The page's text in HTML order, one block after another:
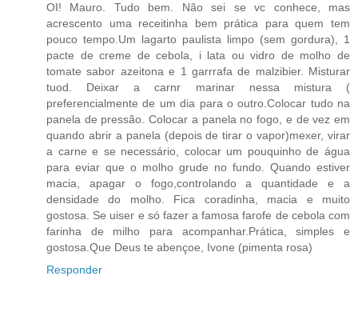
OI! Mauro. Tudo bem. Não sei se vc conhece, mas
acrescento uma receitinha bem prática para quem tem
pouco tempo.Um lagarto paulista limpo (sem gordura), 1
pacte de creme de cebola, i lata ou vidro de molho de
tomate sabor azeitona e 1 garrrafa de malzibier. Misturar
tuod. Deixar a carnr marinar nessa mistura (
preferencialmente de um dia para o outro.Colocar tudo na
panela de pressão. Colocar a panela no fogo, e de vez em
quando abrir a panela (depois de tirar o vapor)mexer, virar
a carne e se necessário, colocar um pouquinho de água
para eviar que o molho grude no fundo. Quando estiver
macia, apagar o fogo,controlando a quantidade e a
densidade do molho. Fica coradinha, macia e muito
gostosa. Se uiser e só fazer a famosa farofe de cebola com
farinha de milho para acompanhar.Prática, simples e
gostosa.Que Deus te abençoe, Ivone (pimenta rosa)
Responder